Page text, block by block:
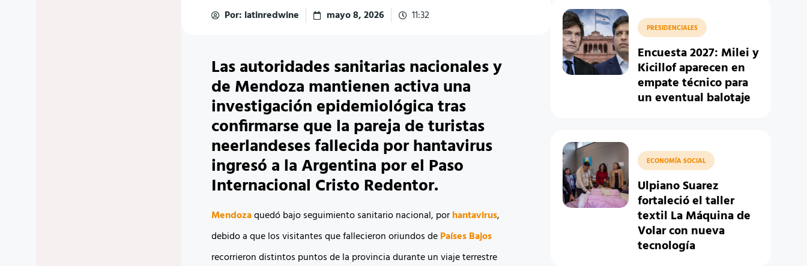
Por: latinredwine mayo 8, 2026 11:32
Las autoridades sanitarias nacionales y
de Mendoza mantienen activa una
investigación epidemiológica tras
confirmarse que la pareja de turistas
neerlandeses fallecida por hantavirus
ingresó a la Argentina por el Paso
Internacional Cristo Redentor.
Mendozaquedó bajo seguimiento sanitario nacional, porhantavirus,
debido a que los visitantes que fallecieron oriundos dePaíses Bajos
recorrieron distintos puntos de la provincia durante un viaje terrestre
PRESIDENCIALES
Encuesta 2027: Milei y
Kicillof aparecen en
empate técnico para
un eventual balotaje
ECONOMÍA SOCIAL
Ulpiano Suarez
fortaleció el taller
textil La Máquina de
Volar con nueva
tecnología